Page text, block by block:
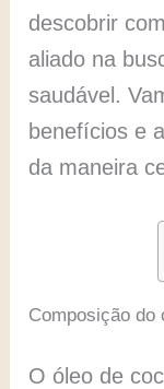
descobrir
aliado na
saudável.
benefícios e
da maneira
Composição do
O óleo de